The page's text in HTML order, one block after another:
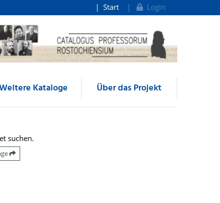
Start Login
Kataloge Über das Projekt
suchen.